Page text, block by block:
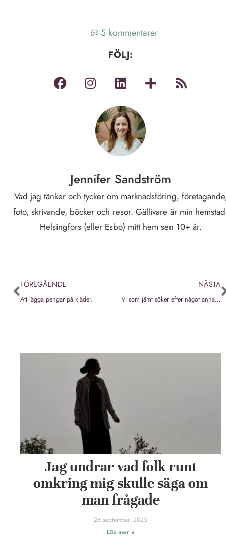
5 kommentarer
FÖLJ:
Jennifer Sandström
Vad jag tänker och tycker om marknadsföring,
foto, skrivande, böcker och resor. Gällivare är min
Helsingfors (eller Esbo) mitt hem sen 10+ år.
FÖREGÅENDE
Att lägga pengar på kläder.
NÄSTA
Vi som jämt söker efter något annat och aldrig nöjer oss.
Jag undrar vad folk runt
omkring mig skulle säga om
man frågade
28 september, 2025
Läs mer »